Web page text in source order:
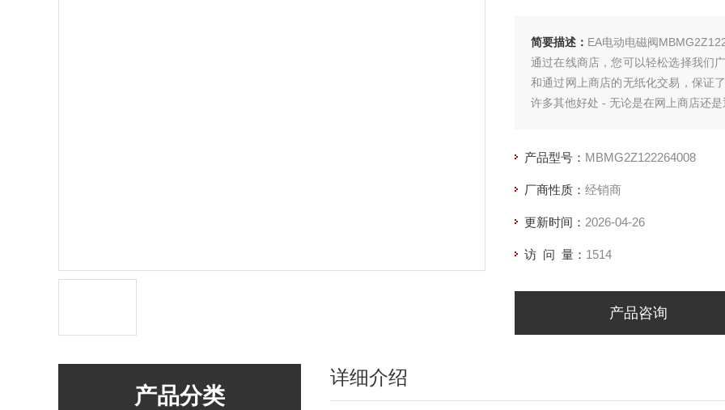
简要描述： EA电动电磁阀
通过在线商店，您可以轻松选择我们
和通过网上商店的无纸化交易，保证
许多其他好处 - 无论是在网上商店还是
产品型号： MBMG2Z122264008
厂商性质： 经销商
更新时间： 2026-04-26
访 问 量： 1514
产品咨询
产品分类
详细介绍